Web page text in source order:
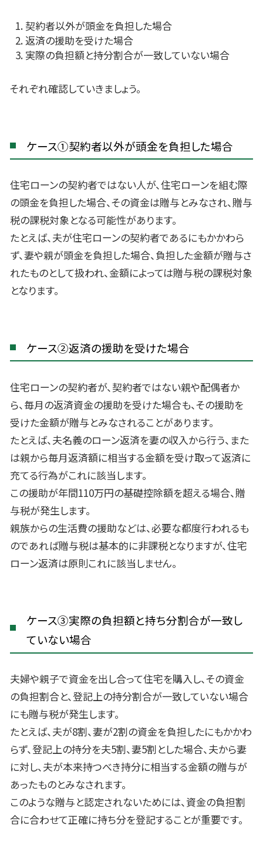
契約者以外が頭金を負担した場合
返済の援助を受けた場合
実際の負担額と持分割合が一致していない場合
それぞれ確認していきましょう。
ケース①契約者以外が頭金を負担した場合
住宅ローンの契約者ではない人が、住宅ローンを組む際
の頭金を負担した場合、その資金は贈与とみなされ、贈与
税の課税対象となる可能性があります。
たとえば、夫が住宅ローンの契約者であるにもかかわら
ず、妻や親が頭金を負担した場合、負担した金額が贈与さ
れたものとして扱われ、金額によっては贈与税の課税対象
となります。
ケース②返済の援助を受けた場合
住宅ローンの契約者が、契約者ではない親や配偶者か
ら、毎月の返済資金の援助を受けた場合も、その援助を
受けた金額が贈与とみなされることがあります。
たとえば、夫名義のローン返済を妻の収入から行う、また
は親から毎月返済額に相当する金額を受け取って返済に
充てる行為がこれに該当します。
この援助が年間110万円の基礎控除額を超える場合、贈
与税が発生します。
親族からの生活費の援助などは、必要な都度行われるも
のであれば贈与税は基本的に非課税となりますが、住宅
ローン返済は原則これに該当しません。
ケース③実際の負担額と持ち分割合が一致し
ていない場合
夫婦や親子で資金を出し合って住宅を購入し、その資金
の負担割合と、登記上の持分割合が一致していない場合
にも贈与税が発生します。
たとえば、夫が8割、妻が2割の資金を負担したにもかかわ
らず、登記上の持分を夫5割、妻5割とした場合、夫から妻
に対し、夫が本来持つべき持分に相当する金額の贈与が
あったものとみなされます。
このような贈与と認定されないためには、資金の負担割
合に合わせて正確に持ち分を登記することが重要です。